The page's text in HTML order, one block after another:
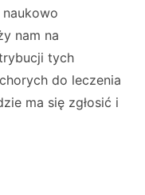
nam na
tych
do leczenia
ma się zgłosić i